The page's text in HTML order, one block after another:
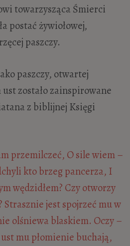
towarzysząca Śmierci
postać żywiołowej,
paszczy.
paszczy, otwartej
zostało zainspirowane
z biblijnej Księgi
przemilczeć, O sile wiem –
kto brzeg pancerza, I
wędzidłem? Czy otworzy
Strasznie jest spojrzeć mu w
olśniewa blaskiem. Oczy –
mu płomienie buchają,